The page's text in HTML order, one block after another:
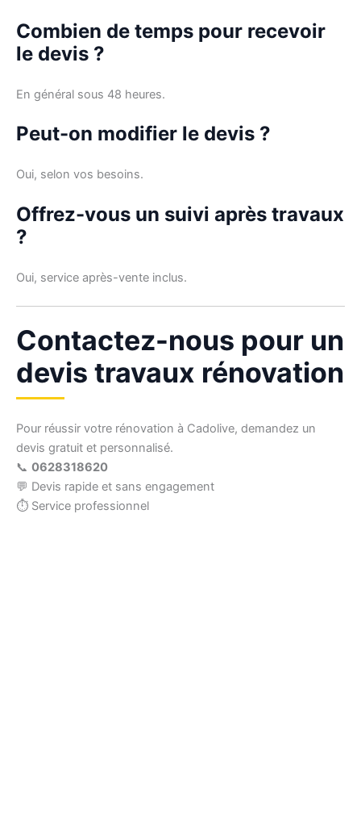
Combien de temps pour recevoir
le devis ?
En général sous 48 heures.
Peut-on modifier le devis ?
Oui, selon vos besoins.
Offrez-vous un suivi après travaux
?
Oui, service après-vente inclus.
Contactez-nous pour un
devis travaux rénovation
Pour réussir votre rénovation à Cadolive, demandez un
devis gratuit et personnalisé.
📞 0628318620
💬 Devis rapide et sans engagement
⏱ Service professionnel